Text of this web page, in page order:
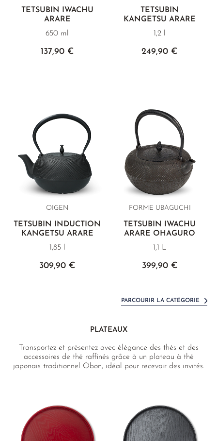
TETSUBIN IWACHU
ARARE
650 ml
137,90 €
TETSUBIN
KANGETSU ARARE
1,2 l
249,90 €
OIGEN
TETSUBIN INDUCTION
KANGETSU ARARE
1,85 l
309,90 €
FORME UBAGUCHI
TETSUBIN IWACHU
ARARE OHAGURO
1,1 L
399,90 €
PARCOURIR LA CATÉGORIE
PLATEAUX
Transportez et présentez avec élégance des thés et des
accessoires de thé raffinés grâce à un plateau à thé
japonais traditionnel Obon, idéal pour recevoir des invités.